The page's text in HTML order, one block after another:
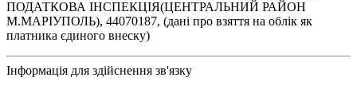
ПОДАТКОВА ІНСПЕКЦІЯ(ЦЕНТРАЛЬНИЙ РАЙОН
М.МАРІУПОЛЬ), 44070187, (дані про взяття на облік як
платника єдиного внеску)
Інформація для здійснення зв'язку